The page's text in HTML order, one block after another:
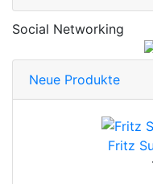
Social Networking
Neue Produkte
Fritz